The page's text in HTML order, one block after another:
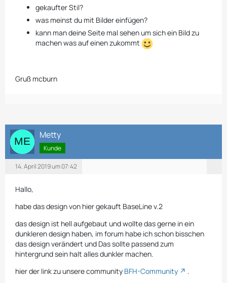
gekaufter Stil?
was meinst du mit Bilder einfügen?
kann man deine Seite mal sehen um sich ein Bild zu
machen was auf einen zukommt
Gruß mcburn
Metty
Kunde
14. April 2019 um 07:42
Hallo,
habe das design von hier gekauft BaseLine v.2
das design ist hell aufgebaut und wollte das gerne in ein
dunkleren design haben, im forum habe ich schon bisschen
das design verändert und Das sollte passend zum
hintergrund sein halt alles dunkler machen.
hier der link zu unsere community BFH-Community
.